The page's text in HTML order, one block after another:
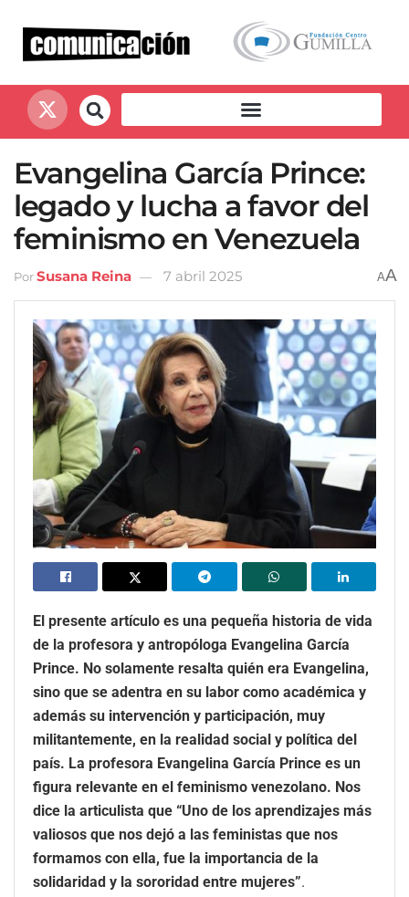
Evangelina García Prince:
legado y lucha a favor del
feminismo en Venezuela
PorSusana Reina 7 abril 2025 AA
El presente artículo es una pequeña historia de vida
de la profesora y antropóloga Evangelina García
Prince. No solamente resalta quién era Evangelina,
sino que se adentra en su labor como académica y
además su intervención y participación, muy
militantemente, en la realidad social y política del
país. La profesora Evangelina García Prince es un
figura relevante en el feminismo venezolano. Nos
dice la articulista que “Uno de los aprendizajes más
valiosos que nos dejó a las feministas que nos
formamos con ella, fue la importancia de la
solidaridad y la sororidad entre mujeres”.